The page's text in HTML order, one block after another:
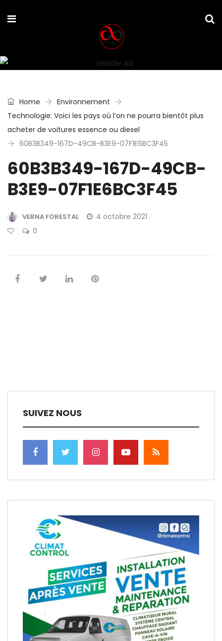
Home
Environnement
Technologie: Voici les pays où l’on ne pourra bientôt plus
acheter de voitures essence ou diesel
60B3B349-167D-49CB-B3E9-07F1E6BC3F45
60B3B349-167D-49CB-
B3E9-07F1E6BC3F45
VERNA FORESTAL
4 octobre 2021
0
SUIVEZ NOUS